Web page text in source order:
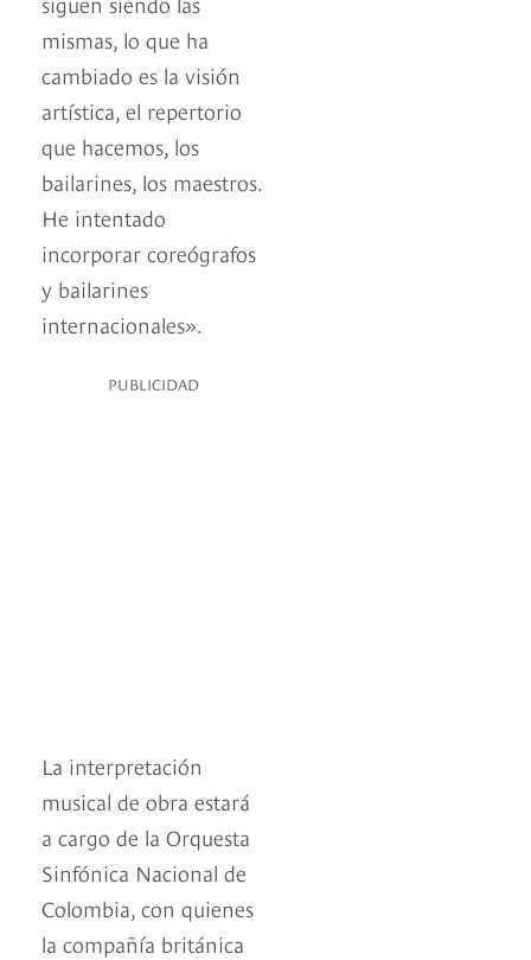
mismas, lo que ha
cambiado es la visión
artística, el repertorio
que hacemos, los
bailarines, los maestros.
He intentado
incorporar coreógrafos
y bailarines
internacionales».
PUBLICIDAD
La interpretación
musical de obra estará
a cargo de la Orquesta
Sinfónica Nacional de
Colombia, con quienes
la compañía británica